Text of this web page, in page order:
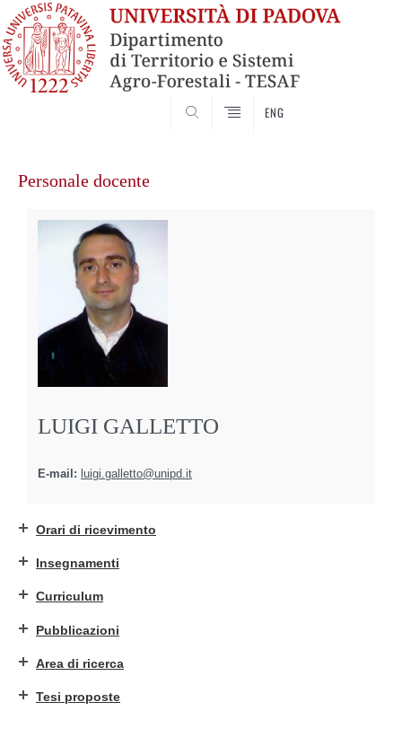
ENG
contenuto
Personale docente
LUIGI GALLETTO
E-mail: luigi.galletto@unipd.it
Orari di ricevimento
Insegnamenti
Curriculum
Pubblicazioni
Area di ricerca
Tesi proposte